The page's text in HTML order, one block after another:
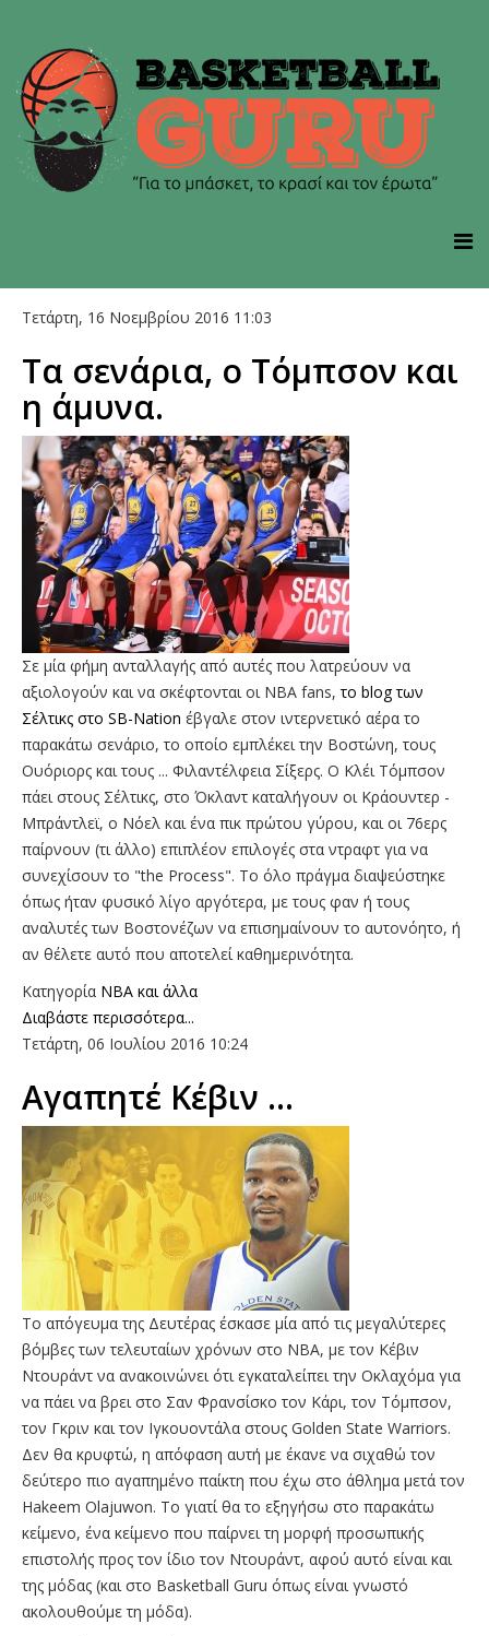
Τετάρτη, 16 Νοεμβρίου 2016 11:03
Τα σενάρια, ο Τόμπσον και
η άμυνα.
Σε μία φήμη ανταλλαγής από αυτές που λατρεύουν να
αξιολογούν και να σκέφτονται οι ΝΒΑ fans, το blog των
Σέλτικς στο SB-Nation έβγαλε στον ιντερνετικό αέρα το
παρακάτω σενάριο, το οποίο εμπλέκει την Βοστώνη, τους
Ουόριορς και τους ... Φιλαντέλφεια Σίξερς. Ο Κλέι Τόμπσον
πάει στους Σέλτικς, στο Όκλαντ καταλήγουν οι Κράουντερ -
Μπράντλεϊ, o Nόελ και ένα πικ πρώτου γύρου, και οι 76ερς
παίρνουν (τι άλλο) επιπλέον επιλογές στα ντραφτ για να
συνεχίσουν το "the Process". Το όλο πράγμα διαψεύστηκε
όπως ήταν φυσικό λίγο αργότερα, με τους φαν ή τους
αναλυτές των Βοστονέζων να επισημαίνουν το αυτονόητο, ή
αν θέλετε αυτό που αποτελεί καθημερινότητα.
Κατηγορία NBA και άλλα
Διαβάστε περισσότερα...
Τετάρτη, 06 Ιουλίου 2016 10:24
Αγαπητέ Κέβιν ...
Το απόγευμα της Δευτέρας έσκασε μία από τις μεγαλύτερες
βόμβες των τελευταίων χρόνων στο ΝΒΑ, με τον Κέβιν
Ντουράντ να ανακοινώνει ότι εγκαταλείπει την Οκλαχόμα για
να πάει να βρει στο Σαν Φρανσίσκο τον Κάρι, τον Τόμπσον,
τον Γκριν και τον Ιγκουοντάλα στους Golden State Warriors.
Δεν θα κρυφτώ, η απόφαση αυτή με έκανε να σιχαθώ τον
δεύτερο πιο αγαπημένο παίκτη που έχω στο άθλημα μετά τον
Hakeem Olajuwon. Το γιατί θα το εξηγήσω στο παρακάτω
κείμενο, ένα κείμενο που παίρνει τη μορφή προσωπικής
επιστολής προς τον ίδιο τον Ντουράντ, αφού αυτό είναι και
της μόδας (και στο Basketball Guru όπως είναι γνωστό
ακολουθούμε τη μόδα).